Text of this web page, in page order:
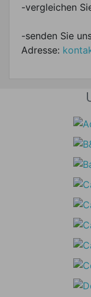
-vergleichen
-senden Sie
Adresse: